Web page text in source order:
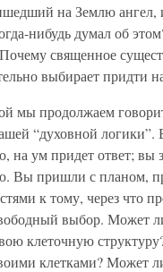
на Землю ангел,
нибудь думал об
священное
выбирает придти
мы продолжаем
“духовной логики”.
ум придет ответ; вы
Вы пришли с планом,
к тому, через что
выбор. Может
клеточную
клетками? Может